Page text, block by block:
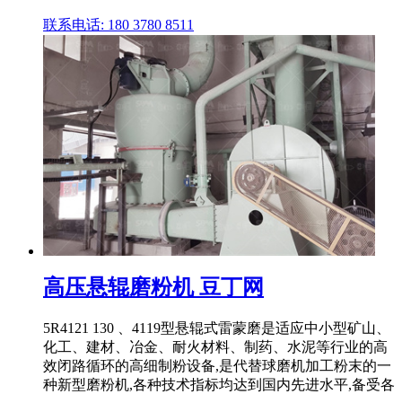
联系电话: 180 3780 8511
高压悬辊磨粉机 豆丁网
5R4121 130 、4119型悬辊式雷蒙磨是适应中小型矿山、
化工、建材、冶金、耐火材料、制药、水泥等行业的高
效闭路循环的高细制粉设备,是代替球磨机加工粉末的一
种新型磨粉机,各种技术指标均达到国内先进水平,备受各